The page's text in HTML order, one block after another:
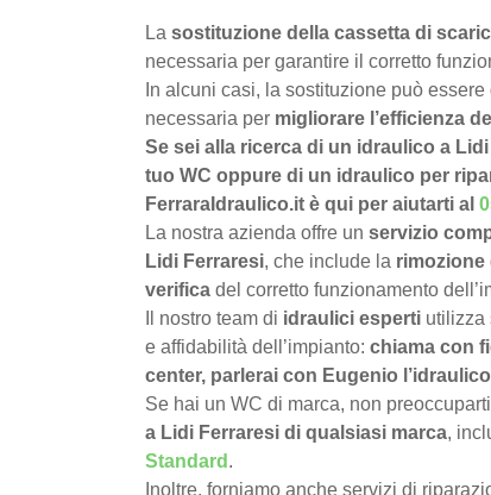
La sostituzione della cassetta di
necessaria per garantire il corretto
In alcuni casi, la sostituzione può essere
necessaria per migliorare l’efficienza
Se sei alla ricerca di un idraulico a
tuo WC oppure di un idraulico per
FerraraIdraulico.it è qui per aiutarti al
La nostra azienda offre un servizio
Lidi Ferraresi, che include la rimozione
verifica del corretto funzionamento
Il nostro team di idraulici esperti utilizza
e affidabilità dell’impianto: chiama con
center, parlerai con Eugenio
Se hai un WC di marca, non
a Lidi Ferraresi di qualsiasi marca,
Standard .
Inoltre, forniamo anche servizi di